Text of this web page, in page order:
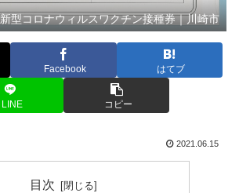
新型コロナウィルスワクチン接種券｜川崎市
Facebook はてブ
LINE コピー
2021.06.15
目次